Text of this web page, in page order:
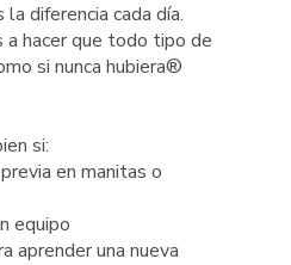
diferencia cada día.
hacer que todo tipo de
si nunca hubiera®
si:
en manitas o
equipo
aprender una nueva